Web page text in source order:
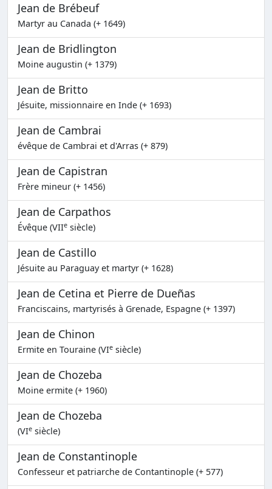
Jean de Brébeuf
Martyr au Canada (+ 1649)
Jean de Bridlington
Moine augustin (+ 1379)
Jean de Britto
Jésuite, missionnaire en Inde (+ 1693)
Jean de Cambrai
évêque de Cambrai et d'Arras (+ 879)
Jean de Capistran
Frère mineur (+ 1456)
Jean de Carpathos
Évêque (VIIe siècle)
Jean de Castillo
Jésuite au Paraguay et martyr (+ 1628)
Jean de Cetina et Pierre de Dueñas
Franciscains, martyrisés à Grenade, Espagne (+ 1397)
Jean de Chinon
Ermite en Touraine (VIe siècle)
Jean de Chozeba
Moine ermite (+ 1960)
Jean de Chozeba
(VIe siècle)
Jean de Constantinople
Confesseur et patriarche de Contantinople (+ 577)